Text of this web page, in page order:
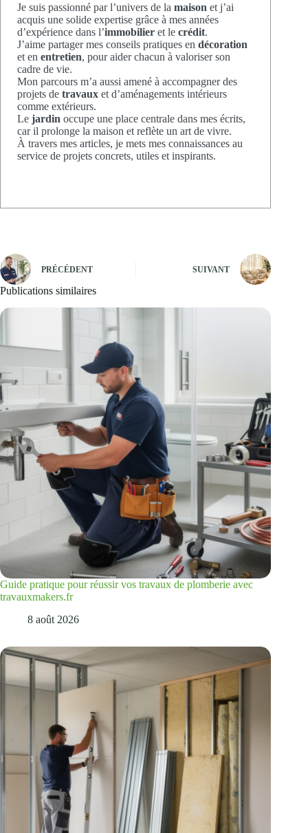
Je suis passionné par l’univers de la maison et j’ai
acquis une solide expertise grâce à mes années
d’expérience dans l’immobilier et le crédit.
J’aime partager mes conseils pratiques en décoration
et en entretien, pour aider chacun à valoriser son
cadre de vie.
Mon parcours m’a aussi amené à accompagner des
projets de travaux et d’aménagements intérieurs
comme extérieurs.
Le jardin occupe une place centrale dans mes écrits,
car il prolonge la maison et reflète un art de vivre.
À travers mes articles, je mets mes connaissances au
service de projets concrets, utiles et inspirants.
PRÉCÉDENT SUIVANT
Publications similaires
Guide pratique pour réussir vos travaux de plomberie avec
travauxmakers.fr
8 août 2026